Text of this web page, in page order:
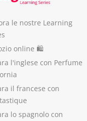
le nostre Learning
online 🛍
l'inglese con Perfume
il francese con
lo spagnolo con